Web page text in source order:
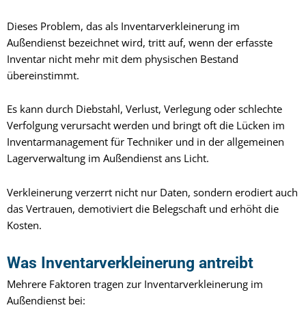
Dieses Problem, das als Inventarverkleinerung im
Außendienst bezeichnet wird, tritt auf, wenn der erfasste
Inventar nicht mehr mit dem physischen Bestand
übereinstimmt.
Es kann durch Diebstahl, Verlust, Verlegung oder schlechte
Verfolgung verursacht werden und bringt oft die Lücken im
Inventarmanagement für Techniker und in der allgemeinen
Lagerverwaltung im Außendienst ans Licht.
Verkleinerung verzerrt nicht nur Daten, sondern erodiert auch
das Vertrauen, demotiviert die Belegschaft und erhöht die
Kosten.
Was Inventarverkleinerung antreibt
Mehrere Faktoren tragen zur Inventarverkleinerung im
Außendienst bei: